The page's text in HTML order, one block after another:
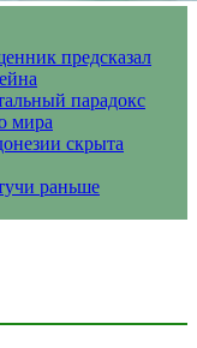
предсказал
парадокс
мира
скрыта
раньше